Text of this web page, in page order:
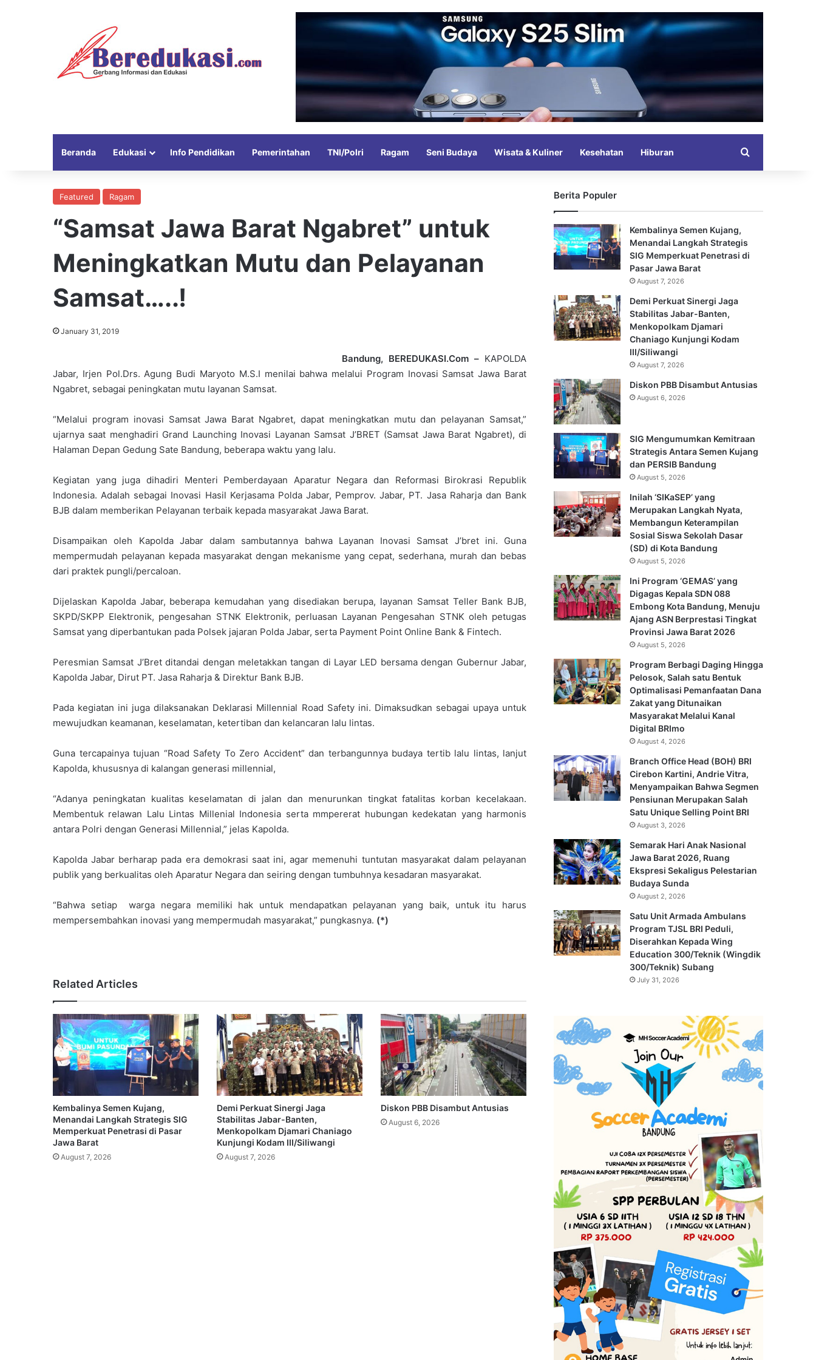
Beranda Edukasi Info Pendidikan Pemerintahan TNI/Polri Ragam Seni Budaya Wisata & Kuliner Kesehatan Hiburan
Featured Ragam
“Samsat Jawa Barat Ngabret” untuk
Meningkatkan Mutu dan Pelayanan
Samsat…..!
January 31, 2019
Bandung, BEREDUKASI.Com – KAPOLDA
Jabar, Irjen Pol.Drs. Agung Budi Maryoto M.S.I menilai bahwa melalui Program Inovasi Samsat Jawa Barat
Ngabret, sebagai peningkatan mutu layanan Samsat.
“Melalui program inovasi Samsat Jawa Barat Ngabret, dapat meningkatkan mutu dan pelayanan Samsat,”
ujarnya saat menghadiri Grand Launching Inovasi Layanan Samsat J’BRET (Samsat Jawa Barat Ngabret), di
Halaman Depan Gedung Sate Bandung, beberapa waktu yang lalu.
Kegiatan yang juga dihadiri Menteri Pemberdayaan Aparatur Negara dan Reformasi Birokrasi Republik
Indonesia. Adalah sebagai Inovasi Hasil Kerjasama Polda Jabar, Pemprov. Jabar, PT. Jasa Raharja dan Bank
BJB dalam memberikan Pelayanan terbaik kepada masyarakat Jawa Barat.
Disampaikan oleh Kapolda Jabar dalam sambutannya bahwa Layanan Inovasi Samsat J’bret ini. Guna
mempermudah pelayanan kepada masyarakat dengan mekanisme yang cepat, sederhana, murah dan bebas
dari praktek pungli/percaloan.
Dijelaskan Kapolda Jabar, beberapa kemudahan yang disediakan berupa, layanan Samsat Teller Bank BJB,
SKPD/SKPP Elektronik, pengesahan STNK Elektronik, perluasan Layanan Pengesahan STNK oleh petugas
Samsat yang diperbantukan pada Polsek jajaran Polda Jabar, serta Payment Point Online Bank & Fintech.
Peresmian Samsat J’Bret ditandai dengan meletakkan tangan di Layar LED bersama dengan Gubernur Jabar,
Kapolda Jabar, Dirut PT. Jasa Raharja & Direktur Bank BJB.
Pada kegiatan ini juga dilaksanakan Deklarasi Millennial Road Safety ini. Dimaksudkan sebagai upaya untuk
mewujudkan keamanan, keselamatan, ketertiban dan kelancaran lalu lintas.
Guna tercapainya tujuan “Road Safety To Zero Accident” dan terbangunnya budaya tertib lalu lintas, lanjut
Kapolda, khususnya di kalangan generasi millennial,
“Adanya peningkatan kualitas keselamatan di jalan dan menurunkan tingkat fatalitas korban kecelakaan.
Membentuk relawan Lalu Lintas Millenial Indonesia serta mmpererat hubungan kedekatan yang harmonis
antara Polri dengan Generasi Millennial,” jelas Kapolda.
Kapolda Jabar berharap pada era demokrasi saat ini, agar memenuhi tuntutan masyarakat dalam pelayanan
publik yang berkualitas oleh Aparatur Negara dan seiring dengan tumbuhnya kesadaran masyarakat.
“Bahwa setiap warga negara memiliki hak untuk mendapatkan pelayanan yang baik, untuk itu harus
mempersembahkan inovasi yang mempermudah masyarakat,” pungkasnya. (*)
Related Articles
Kembalinya Semen Kujang,
Menandai Langkah Strategis SIG
Memperkuat Penetrasi di Pasar
Jawa Barat
August 7, 2026
Demi Perkuat Sinergi Jaga
Stabilitas Jabar-Banten,
Menkopolkam Djamari Chaniago
Kunjungi Kodam III/Siliwangi
August 7, 2026
Diskon PBB Disambut Antusias
August 6, 2026
Berita Populer
Kembalinya Semen Kujang,
Menandai Langkah Strategis
SIG Memperkuat Penetrasi di
Pasar Jawa Barat
August 7, 2026
Demi Perkuat Sinergi Jaga
Stabilitas Jabar-Banten,
Menkopolkam Djamari
Chaniago Kunjungi Kodam
III/Siliwangi
August 7, 2026
Diskon PBB Disambut Antusias
August 6, 2026
SIG Mengumumkan Kemitraan
Strategis Antara Semen Kujang
dan PERSIB Bandung
August 5, 2026
Inilah ‘SIKaSEP’ yang
Merupakan Langkah Nyata,
Membangun Keterampilan
Sosial Siswa Sekolah Dasar
(SD) di Kota Bandung
August 5, 2026
Ini Program ‘GEMAS’ yang
Digagas Kepala SDN 088
Embong Kota Bandung, Menuju
Ajang ASN Berprestasi Tingkat
Provinsi Jawa Barat 2026
August 5, 2026
Program Berbagi Daging Hingga
Pelosok, Salah satu Bentuk
Optimalisasi Pemanfaatan Dana
Zakat yang Ditunaikan
Masyarakat Melalui Kanal
Digital BRImo
August 4, 2026
Branch Office Head (BOH) BRI
Cirebon Kartini, Andrie Vitra,
Menyampaikan Bahwa Segmen
Pensiunan Merupakan Salah
Satu Unique Selling Point BRI
August 3, 2026
Semarak Hari Anak Nasional
Jawa Barat 2026, Ruang
Ekspresi Sekaligus Pelestarian
Budaya Sunda
August 2, 2026
Satu Unit Armada Ambulans
Program TJSL BRI Peduli,
Diserahkan Kepada Wing
Education 300/Teknik (Wingdik
300/Teknik) Subang
July 31, 2026